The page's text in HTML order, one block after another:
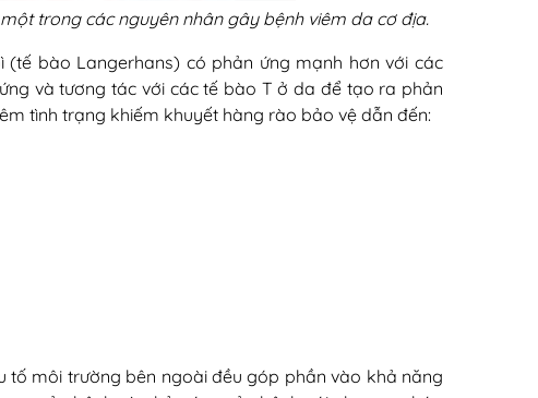
trong các nguyên nhân gây bệnh viêm da cơ địa.
bào Langerhans) có phản ứng mạnh hơn với các
và tương tác với các tế bào T ở da để tạo ra phản
tình trạng khiếm khuyết hàng rào bảo vệ dẫn đến:
tố môi trường bên ngoài đều góp phần vào khả năng